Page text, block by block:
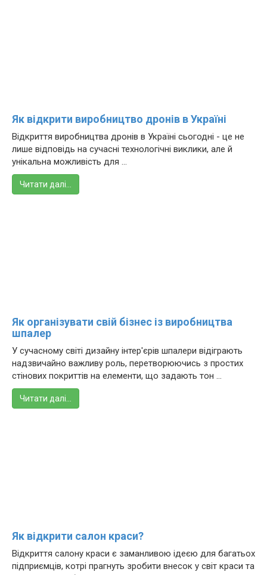
Як відкрити виробництво дронів в Україні
Відкриття виробництва дронів в Україні сьогодні - це не
лише відповідь на сучасні технологічні виклики, але й
унікальна можливість для ...
Читати далі…
Як організувати свій бізнес із виробництва
шпалер
У сучасному світі дизайну інтер'єрів шпалери відіграють
надзвичайно важливу роль, перетворюючись з простих
стінових покриттів на елементи, що задають тон ...
Читати далі…
Як відкрити салон краси?
Відкриття салону краси є заманливою ідеєю для багатьох
підприємців, котрі прагнуть зробити внесок у світ краси та